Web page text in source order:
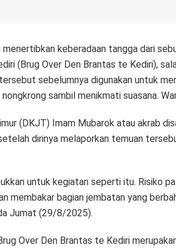
keberadaan tangga dari
(Brug Over Den Brantas te Kediri),
sebelumnya digunakan untuk
sambil menikmati suasana.
(DKJT) Imam Mubarok atau akrab
dirinya melaporkan temuan
untuk kegiatan seperti itu. Risiko
membakar bagian jembatan yang
Jumat (29/8/2025).
Over Den Brantas te Kediri